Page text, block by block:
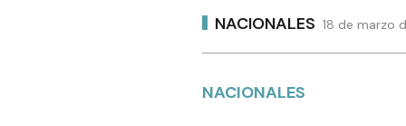
NACIONALES 18 de marzo
NACIONALES